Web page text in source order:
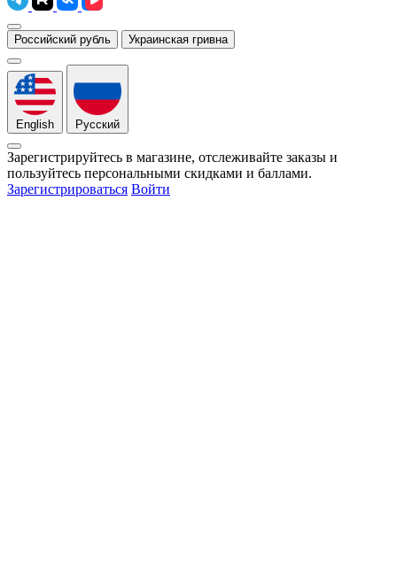
Российский рубль Украинская гривна
English Русский
Зарегистрируйтесь в магазине, отслеживайте заказы и
пользуйтесь персональными скидками и баллами.
Зарегистрироваться Войти